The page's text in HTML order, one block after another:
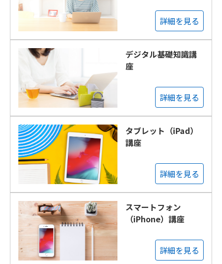
詳細を見る
デジタル基礎知識講
座
詳細を見る
タブレット（iPad）
講座
詳細を見る
スマートフォン
（iPhone）講座
詳細を見る